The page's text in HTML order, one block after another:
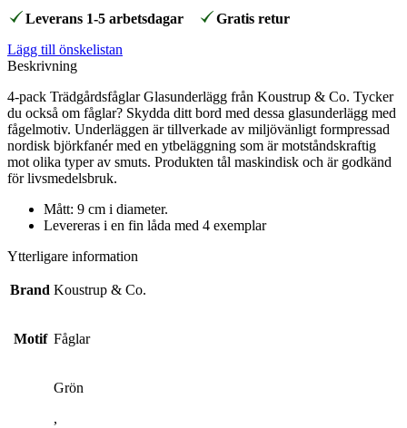
Leverans 1-5 arbetsdagar
Gratis retur
Lägg till önskelistan
Beskrivning
4-pack Trädgårdsfåglar Glasunderlägg från Koustrup & Co. Tycker
du också om fåglar? Skydda ditt bord med dessa glasunderlägg med
fågelmotiv. Underläggen är tillverkade av miljövänligt formpressad
nordisk björkfanér med en ytbeläggning som är motståndskraftig
mot olika typer av smuts. Produkten tål maskindisk och är godkänd
för livsmedelsbruk.
Mått: 9 cm i diameter.
Levereras i en fin låda med 4 exemplar
Ytterligare information
Brand Koustrup & Co.
Motif Fåglar
Grön
,